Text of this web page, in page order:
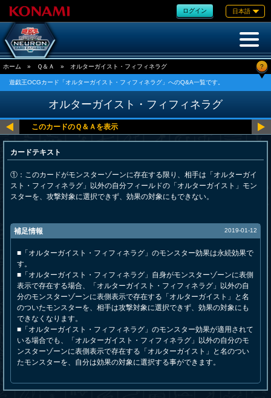
ログイン 日本語
ホーム » Ｑ＆Ａ » オルターガイスト・フィフィネラグ ?
遊戯王OCGカード「オルターガイスト・フィフィネラグ」へのQ&A一覧です。
オルターガイスト・フィフィネラグ
カードテキスト
①：このカードがモンスターゾーンに存在する限り、相手は「オルターガイ
スト・フィフィネラグ」以外の自分フィールドの「オルターガイスト」モン
スターを、攻撃対象に選択できず、効果の対象にもできない。
補足情報 2019-01-12
■「オルターガイスト・フィフィネラグ」のモンスター効果は永続効果で
す。
■「オルターガイスト・フィフィネラグ」自身がモンスターゾーンに表側
表示で存在する場合、「オルターガイスト・フィフィネラグ」以外の自
分のモンスターゾーンに表側表示で存在する「オルターガイスト」と名
のついたモンスターを、相手は攻撃対象に選択できず、効果の対象にも
できなくなります。
■「オルターガイスト・フィフィネラグ」のモンスター効果が適用されて
いる場合でも、「オルターガイスト・フィフィネラグ」以外の自分のモ
ンスターゾーンに表側表示で存在する「オルターガイスト」と名のつい
たモンスターを、自分は効果の対象に選択する事ができます。